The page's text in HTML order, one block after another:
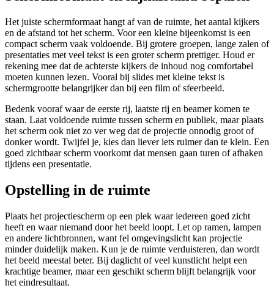
Het juiste schermformaat hangt af van de ruimte, het aantal kijkers
en de afstand tot het scherm. Voor een kleine bijeenkomst is een
compact scherm vaak voldoende. Bij grotere groepen, lange zalen of
presentaties met veel tekst is een groter scherm prettiger. Houd er
rekening mee dat de achterste kijkers de inhoud nog comfortabel
moeten kunnen lezen. Vooral bij slides met kleine tekst is
schermgrootte belangrijker dan bij een film of sfeerbeeld.
Bedenk vooraf waar de eerste rij, laatste rij en beamer komen te
staan. Laat voldoende ruimte tussen scherm en publiek, maar plaats
het scherm ook niet zo ver weg dat de projectie onnodig groot of
donker wordt. Twijfel je, kies dan liever iets ruimer dan te klein. Een
goed zichtbaar scherm voorkomt dat mensen gaan turen of afhaken
tijdens een presentatie.
Opstelling in de ruimte
Plaats het projectiescherm op een plek waar iedereen goed zicht
heeft en waar niemand door het beeld loopt. Let op ramen, lampen
en andere lichtbronnen, want fel omgevingslicht kan projectie
minder duidelijk maken. Kun je de ruimte verduisteren, dan wordt
het beeld meestal beter. Bij daglicht of veel kunstlicht helpt een
krachtige beamer, maar een geschikt scherm blijft belangrijk voor
het eindresultaat.